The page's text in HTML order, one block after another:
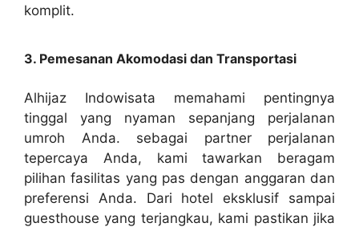
komplit.
3. Pemesanan Akomodasi dan Transportasi
Alhijaz Indowisata memahami pentingnya
tinggal yang nyaman sepanjang perjalanan
umroh Anda. sebagai partner perjalanan
tepercaya Anda, kami tawarkan beragam
pilihan fasilitas yang pas dengan anggaran dan
preferensi Anda. Dari hotel eksklusif sampai
guesthouse yang terjangkau, kami pastikan jika